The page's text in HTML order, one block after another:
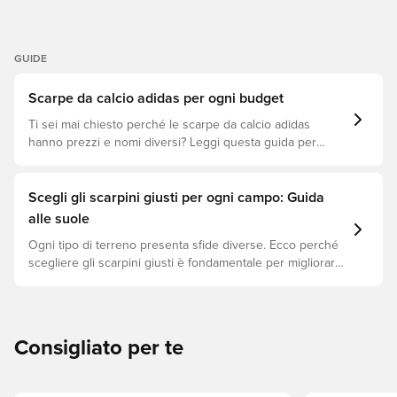
GUIDE
Scarpe da calcio adidas per ogni budget
Ti sei mai chiesto perché le scarpe da calcio adidas
hanno prezzi e nomi diversi? Leggi questa guida per
Scegli gli scarpini giusti per ogni campo: Guida
alle suole
Ogni tipo di terreno presenta sfide diverse. Ecco perché
scegliere gli scarpini giusti è fondamentale per migliorare
Consigliato per te